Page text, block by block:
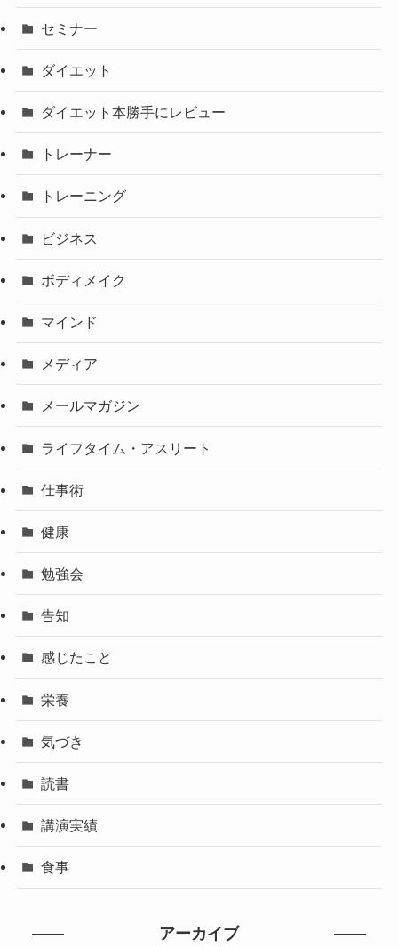
セミナー
ダイエット
ダイエット本勝手にレビュー
トレーナー
トレーニング
ビジネス
ボディメイク
マインド
メディア
メールマガジン
ライフタイム・アスリート
仕事術
健康
勉強会
告知
感じたこと
栄養
気づき
読書
講演実績
食事
アーカイブ